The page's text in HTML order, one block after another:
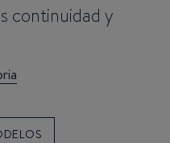
continuidad y